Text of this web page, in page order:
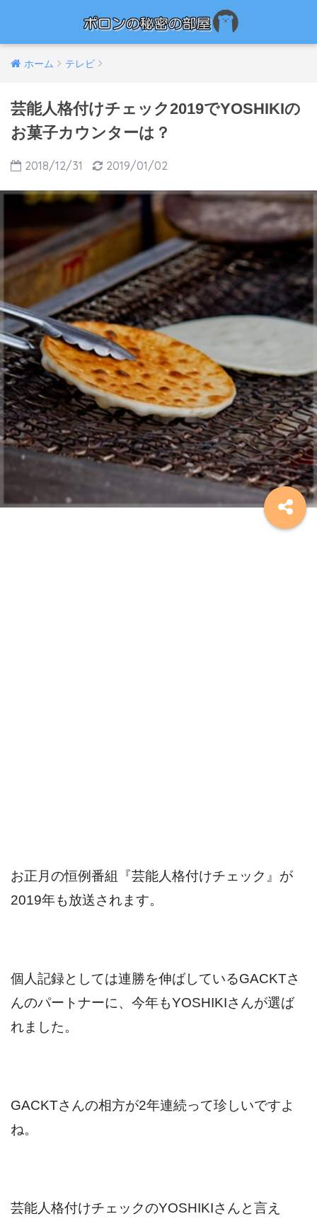
ホーム テレビ
芸能人格付けチェック2019でYOSHIKIの
お菓子カウンターは？
2018/12/31 2019/01/02
お正月の恒例番組『芸能人格付けチェック』が
2019年も放送されます。
個人記録としては連勝を伸ばしているGACKTさ
んのパートナーに、今年もYOSHIKIさんが選ば
れました。
GACKTさんの相方が2年連続って珍しいですよ
ね。
芸能人格付けチェックのYOSHIKIさんと言え